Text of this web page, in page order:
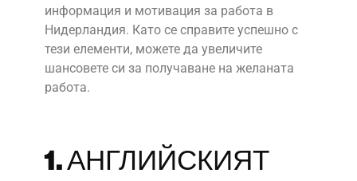
информация и мотивация за работа в
Нидерландия. Като се справите успешно с
тези елементи, можете да увеличите
шансовете си за получаване на желаната
работа.
1. АНГЛИЙСКИЯТ